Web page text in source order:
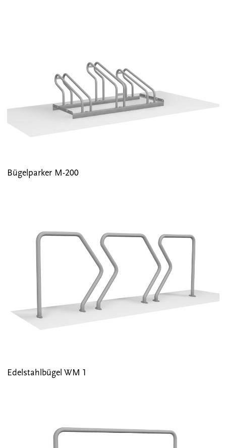
Bügelparker M-200
Edelstahlbügel WM 1